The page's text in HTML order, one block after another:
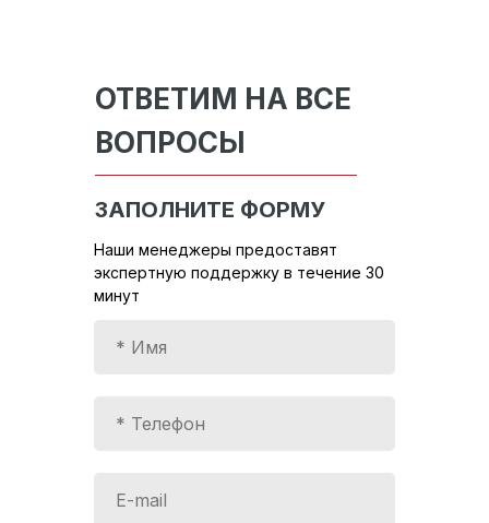
ОТВЕТИМ НА ВСЕ
ВОПРОСЫ
Наши менеджеры предоставят
экспертную поддержку в течение 30
минут
ЗАПОЛНИТЕ ФОРМУ